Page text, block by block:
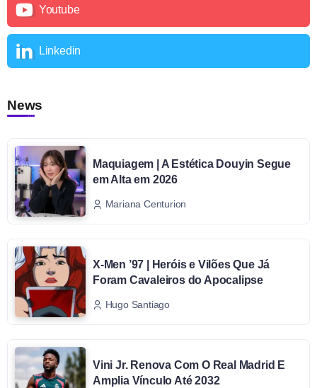
Youtube
Linkedin
News
Maquiagem | A Estética Douyin Segue
em Alta em 2026
Mariana Centurion
X-Men ’97 | Heróis e Vilões Que Já
Foram Cavaleiros do Apocalipse
Hugo Santiago
Vini Jr. Renova Com O Real Madrid E
Amplia Vínculo Até 2032